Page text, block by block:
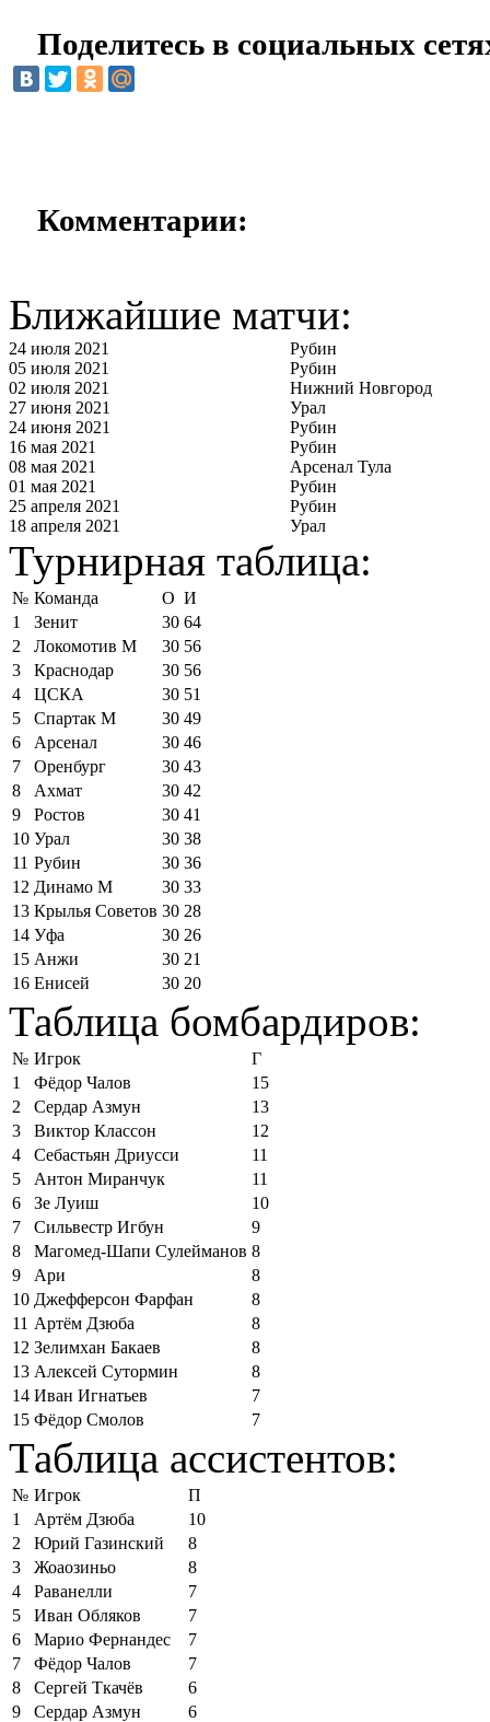
Поделитесь в социальных
Комментарии:
Ближайшие матчи:
24 июля 2021
Рубин
05 июля 2021
Рубин
02 июля 2021
Нижний Новгород
27 июня 2021
Урал
24 июня 2021
Рубин
16 мая 2021
Рубин
08 мая 2021
Арсенал Тула
01 мая 2021
Рубин
25 апреля 2021
Рубин
18 апреля 2021
Урал
Турнирная таблица:
№ Команда О И
1
Зенит 30 64
2
Локомотив М 30 56
3
Краснодар 30 56
4
ЦСКА 30 51
5
Спартак М 30 49
6
Арсенал 30 46
7
Оренбург 30 43
8
Ахмат 30 42
9
Ростов 30 41
10 Урал 30 38
11 Рубин 30 36
12 Динамо М 30 33
13 Крылья Советов 30 28
14 Уфа 30 26
15 Анжи 30 21
16 Енисей 30 20
Таблица бомбардиров:
№ Игрок
Г
1
Фёдор Чалов
15
2
Сердар Азмун
13
3
Виктор Классон
12
4
Себастьян Дриусси
11
5
Антон Миранчук
11
6
Зе Луиш
10
7
Сильвестр Игбун
9
8
Магомед-Шапи Сулейманов 8
9
Ари
8
10 Джефферсон Фарфан
8
11 Артём Дзюба
8
12 Зелимхан Бакаев
8
13 Алексей Сутормин
8
14 Иван Игнатьев
7
15 Фёдор Смолов 7
Таблица ассистентов:
№ Игрок
П
1
Артём Дзюба
10
2
Юрий Газинский
8
3
Жоаозиньо
8
4
Раванелли
7
5
Иван Обляков
7
6
Марио Фернандес
7
7
Фёдор Чалов
7
8
Сергей Ткачёв
6
9
Сердар Азмун
6